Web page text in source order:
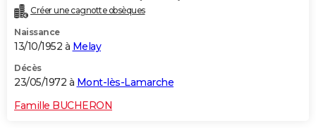
Créer une cagnotte obsèques
Naissance
13/10/1952 à Melay
Décès
23/05/1972 à Mont-lès-Lamarche
Famille BUCHERON